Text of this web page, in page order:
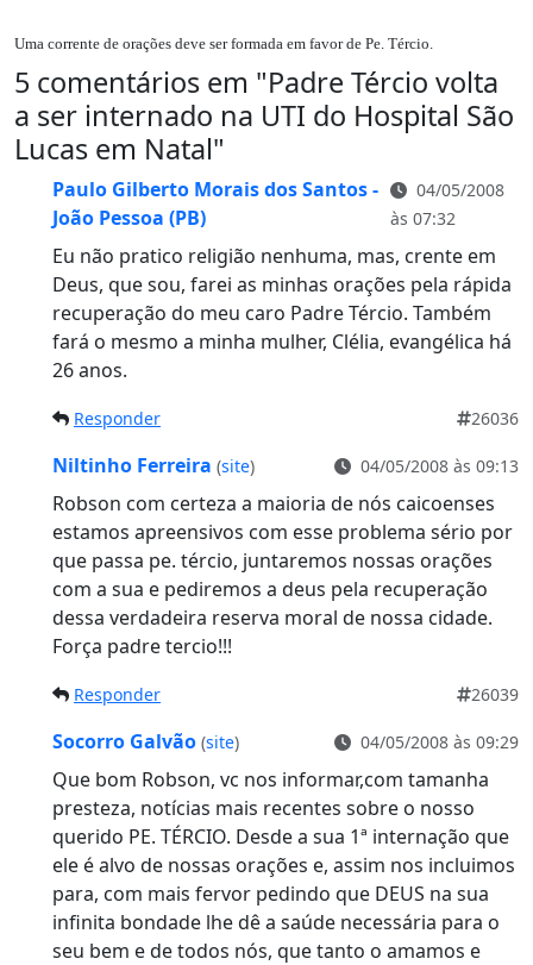
Uma corrente de orações deve ser formada em favor de Pe. Tércio.
5 comentários em "Padre Tércio volta
a ser internado na UTI do Hospital São
Lucas em Natal"
Paulo Gilberto Morais dos Santos -
João Pessoa (PB)
04/05/2008
às 07:32
Eu não pratico religião nenhuma, mas, crente em
Deus, que sou, farei as minhas orações pela rápida
recuperação do meu caro Padre Tércio. Também
fará o mesmo a minha mulher, Clélia, evangélica há
26 anos.
Responder 26036
Niltinho Ferreira (site) 04/05/2008 às 09:13
Robson com certeza a maioria de nós caicoenses
estamos apreensivos com esse problema sério por
que passa pe. tércio, juntaremos nossas orações
com a sua e pediremos a deus pela recuperação
dessa verdadeira reserva moral de nossa cidade.
Força padre tercio!!!
Responder 26039
Socorro Galvão (site) 04/05/2008 às 09:29
Que bom Robson, vc nos informar,com tamanha
presteza, notícias mais recentes sobre o nosso
querido PE. TÉRCIO. Desde a sua 1ª internação que
ele é alvo de nossas orações e, assim nos incluimos
para, com mais fervor pedindo que DEUS na sua
infinita bondade lhe dê a saúde necessária para o
seu bem e de todos nós, que tanto o amamos e